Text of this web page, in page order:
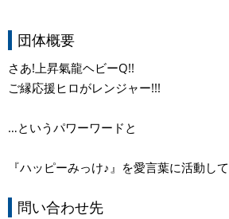
団体概要
さあ!上昇氣龍ヘビーQ!!
ご縁応援ヒロがレンジャー!!!
…というパワーワードと
問い合わせ先